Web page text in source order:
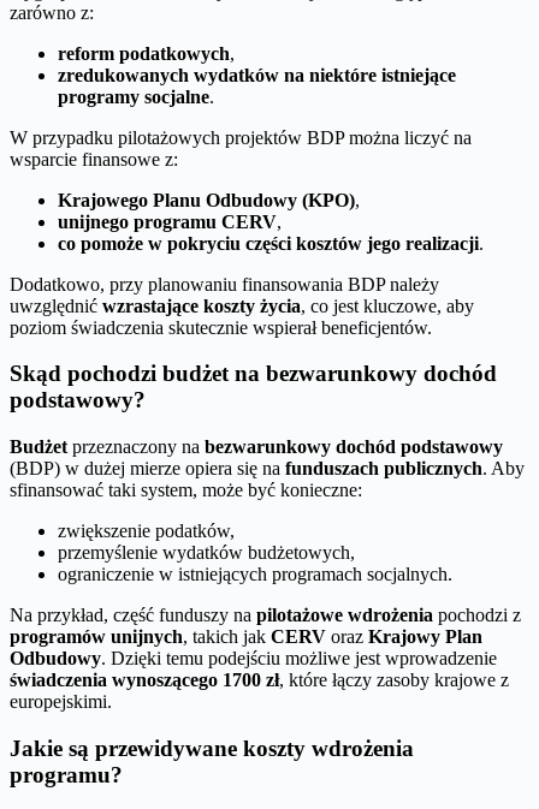
zarówno z:
reform podatkowych,
zredukowanych wydatków na niektóre istniejące
programy socjalne.
W przypadku pilotażowych projektów BDP można liczyć na
wsparcie finansowe z:
Krajowego Planu Odbudowy (KPO),
unijnego programu CERV,
co pomoże w pokryciu części kosztów jego realizacji.
Dodatkowo, przy planowaniu finansowania BDP należy
uwzględnić wzrastające koszty życia, co jest kluczowe, aby
poziom świadczenia skutecznie wspierał beneficjentów.
Skąd pochodzi budżet na bezwarunkowy dochód
podstawowy?
Budżet przeznaczony na bezwarunkowy dochód podstawowy
(BDP) w dużej mierze opiera się na funduszach publicznych. Aby
sfinansować taki system, może być konieczne:
zwiększenie podatków,
przemyślenie wydatków budżetowych,
ograniczenie w istniejących programach socjalnych.
Na przykład, część funduszy na pilotażowe wdrożenia pochodzi z
programów unijnych, takich jak CERV oraz Krajowy Plan
Odbudowy. Dzięki temu podejściu możliwe jest wprowadzenie
świadczenia wynoszącego 1700 zł, które łączy zasoby krajowe z
europejskimi.
Jakie są przewidywane koszty wdrożenia
programu?